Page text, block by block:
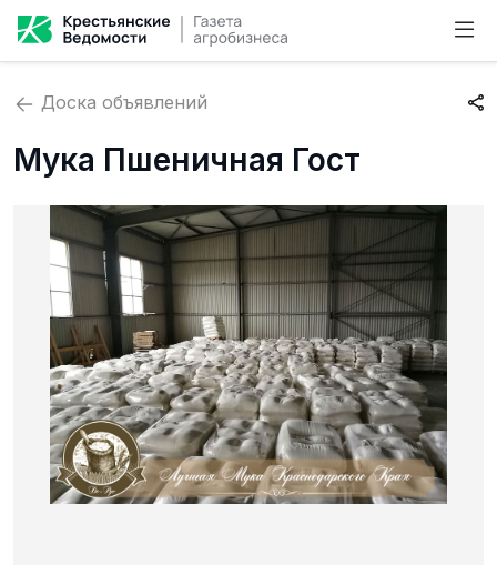
Доска объявлений
Мука Пшеничная Гост